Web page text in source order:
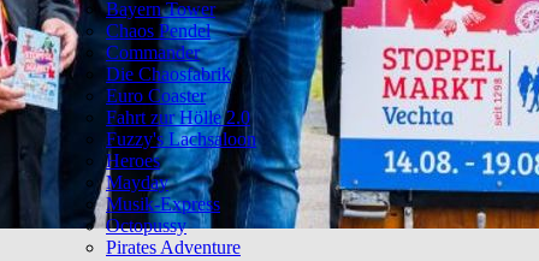
Bayern Tower
Chaos Pendel
Commander
Die Chaosfabrik
Euro Coaster
Fahrt zur Hölle 2.0
Fuzzy's Lachsaloon
Heroes
Mayday
Musik-Express
Octopussy
Pirates Adventure